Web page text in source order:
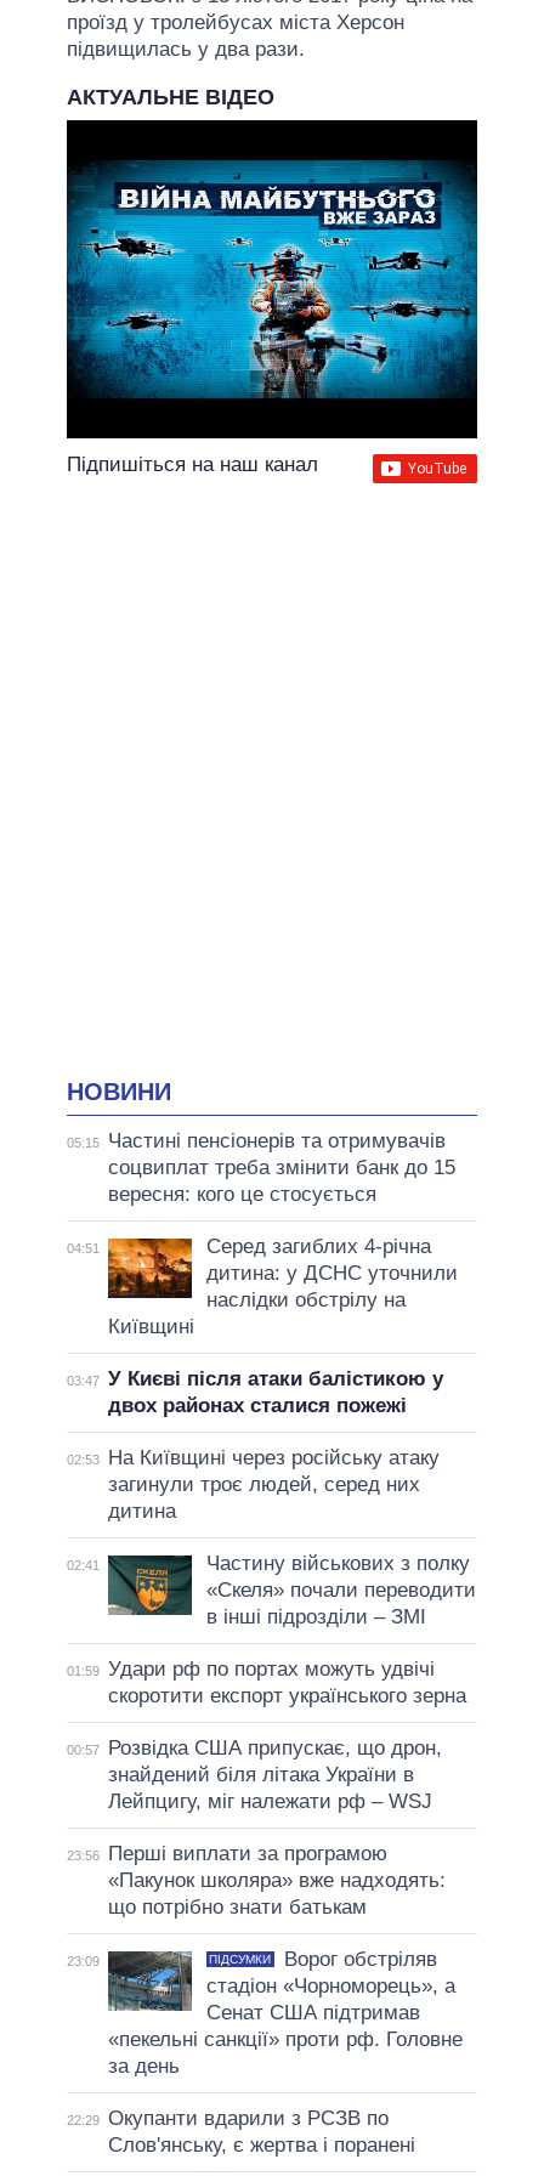
проїзд у тролейбусах міста Херсон
підвищилась у два рази.
АКТУАЛЬНЕ ВІДЕО
Підпишіться на наш канал
НОВИНИ
05:15
Частині пенсіонерів та отримувачів
соцвиплат треба змінити банк до 15
вересня: кого це стосується
04:51
Серед загиблих 4-річна
дитина: у ДСНС уточнили
наслідки обстрілу на
Київщині
03:47 У Києві після атаки балістикою у
двох районах сталися пожежі
02:53
На Київщині через російську атаку
загинули троє людей, серед них
дитина
02:41
Частину військових з полку
«Скеля» почали переводити
в інші підрозділи – ЗМІ
01:59 Удари рф по портах можуть удвічі
скоротити експорт українського зерна
00:57
Розвідка США припускає, що дрон,
знайдений біля літака України в
Лейпцигу, міг належати рф – WSJ
23:56
Перші виплати за програмою
«Пакунок школяра» вже надходять:
що потрібно знати батькам
23:09 ПІДСУМКИ
Ворог обстріляв
стадіон «Чорноморець», а
Сенат США підтримав
«пекельні санкції» проти рф. Головне
за день
22:29 Окупанти вдарили з РСЗВ по
Слов'янську, є жертва і поранені